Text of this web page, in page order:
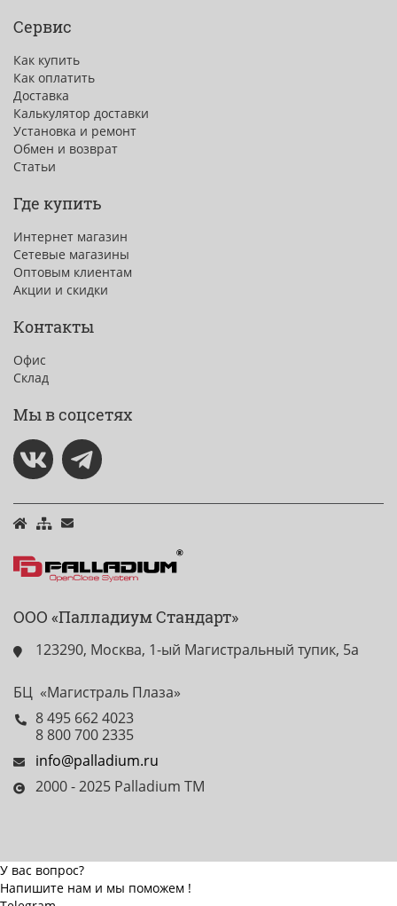
Сервис
Как купить
Как оплатить
Доставка
Калькулятор доставки
Установка и ремонт
Обмен и возврат
Статьи
Где купить
Интернет магазин
Сетевые магазины
Оптовым клиентам
Акции и скидки
Контакты
Офис
Склад
Мы в соцсетях
ООО «Палладиум Стандарт»
123290, Москва, 1-ый Магистральный тупик, 5а
БЦ «Магистраль Плаза»
8 495 662 4023
8 800 700 2335
info@palladium.ru
2000 - 2025 Palladium TM
У вас вопрос?
Напишите нам и мы поможем !